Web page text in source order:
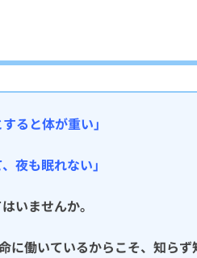
ると体が重い」
夜も眠れない」
いませんか。
に働いているからこそ、知ら